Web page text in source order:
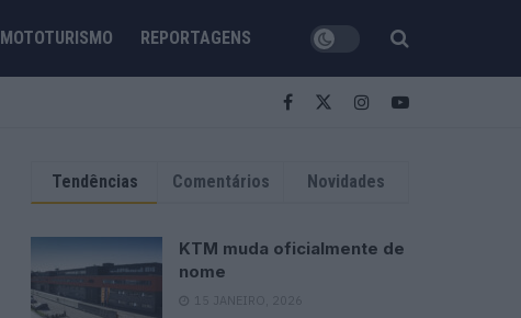
MOTOTURISMO REPORTAGENS
Tendências Comentários Novidades
KTM muda oficialmente de
nome
15 JANEIRO, 2026